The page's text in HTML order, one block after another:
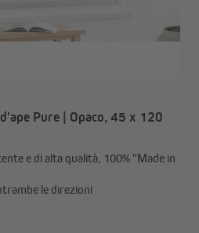
Pure | Opaco, 45 x 120
e di alta qualità, 100% "Made in
le direzioni